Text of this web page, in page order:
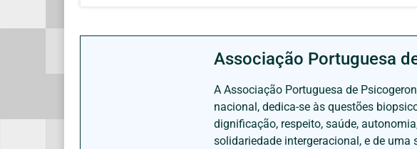
Associação Portuguesa
A Associação Portuguesa de
nacional, dedica-se às questões
dignificação, respeito, saúde,
solidariedade intergeracional, e de